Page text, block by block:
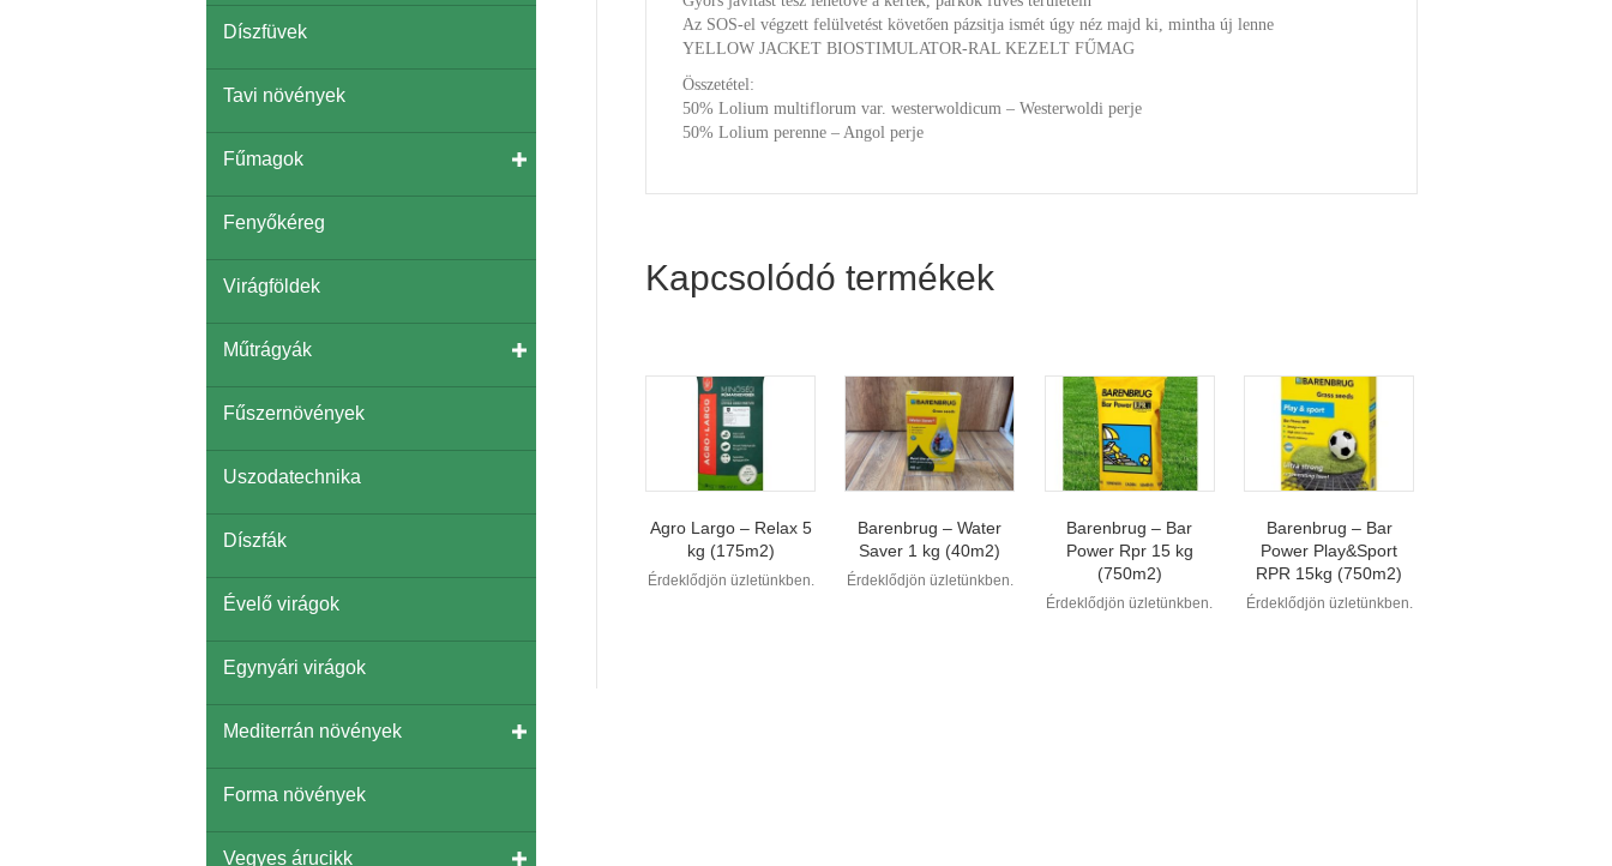
Az SOS-el végzett felülvetést követően pázsitja ismét úgy néz majd ki, mintha új lenne
YELLOW JACKET BIOSTIMULATOR-RAL KEZELT FŰMAG
Összetétel:
50% Lolium multiflorum var. westerwoldicum – Westerwoldi perje
50% Lolium perenne – Angol perje
Kapcsolódó termékek
Agro Largo – Relax 5
kg (175m2)
Érdeklődjön üzletünkben.
Barenbrug – Water
Saver 1 kg (40m2)
Érdeklődjön üzletünkben.
Barenbrug – Bar
Power Rpr 15 kg
(750m2)
Érdeklődjön üzletünkben.
Barenbrug – Bar
Power Play&Sport
RPR 15kg (750m2)
Érdeklődjön üzletünkben.
Díszfüvek
Tavi növények
Fűmagok
Fenyőkéreg
Virágföldek
Műtrágyák
Fűszernövények
Uszodatechnika
Díszfák
Évelő virágok
Egynyári virágok
Mediterrán növények
Forma növények
Vegyes árucikk